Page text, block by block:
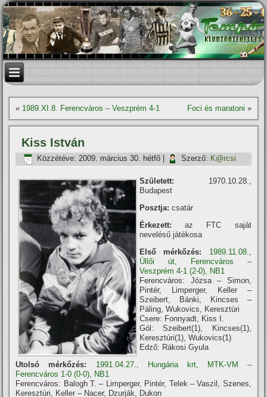
« 1989.XI.8. Ferencváros – Veszprém 4-1 Foci és maratoni »
Kiss István
Közzétéve: 2009. március 30. hétfő Szerző: K@rcsi
Született: 1970.10.28.,
Budapest
Posztja: csatár
Érkezett: az FTC saját
nevelésű játékosa
Első mérkőzés:
1989.11.08.,
Üllői út, Ferencváros –
Veszprém 4-1 (2-0), NB1
Ferencváros: Józsa – Simon,
Pintér, Limperger, Keller –
Szeibert, Bánki, Kincses –
Páling, Wukovics, Keresztúri
Csere: Fonnyadt, Kiss I.
Gól: Szeibert(1), Kincses(1),
Keresztúri(1), Wukovics(1)
Edző: Rákosi Gyula
Utolsó mérkőzés:
1991.04.27., Hungária krt, MTK-VM –
Ferencváros 1-0 (0-0), NB1
Ferencváros: Balogh T. – Limperger, Pintér, Telek – Vaszil, Szenes,
Keresztúri, Keller – Nacer, Dzurják, Dukon